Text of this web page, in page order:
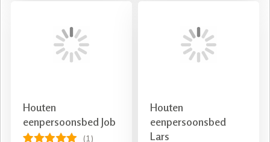
Houten
eenpersoonsbed Job
(1)
Houten
eenpersoonsbed
Lars